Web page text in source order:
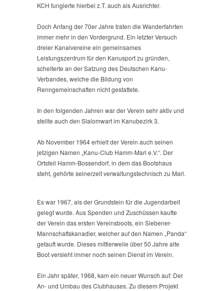
KCH fungierte hierbei z.T. auch als Ausrichter.
Doch Anfang der 70er Jahre traten die Wanderfahrten
immer mehr in den Vordergrund. Ein letzter Versuch
dreier Kanalvereine ein gemeinsames
Leistungszentrum für den Kanusport zu gründen,
scheiterte an der Satzung des Deutschen Kanu-
Verbandes, welche die Bildung von
Renngemeinschaften nicht gestattete.
In den folgenden Jahren war der Verein sehr aktiv und
stellte auch den Slalomwart im Kanubezirk 3.
Ab November 1964 erhielt der Verein auch seinen
jetzigen Namen „Kanu-Club Hamm-Marl e.V.“. Der
Ortsteil Hamm-Bossendorf, in dem das Bootshaus
steht, gehörte seinerzeit verwaltungstechnisch zu Marl.
Es war 1967, als der Grundstein für die Jugendarbeit
gelegt wurde. Aus Spenden und Zuschüssen kaufte
der Verein das ersten Vereinsboots, ein Siebener-
Mannschaftskanadier, welcher auf den Namen „Panda“
getauft wurde. Dieses mittlerweile über 50 Jahre alte
Boot versieht immer noch seinen Dienst im Verein.
Ein Jahr später, 1968, kam ein neuer Wunsch auf: Der
An- und Umbau des Clubhauses. Zu diesem Projekt